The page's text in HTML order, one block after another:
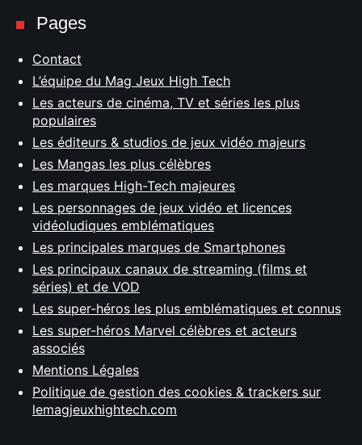
Pages
Contact
L’équipe du Mag Jeux High Tech
Les acteurs de cinéma, TV et séries les plus
populaires
Les éditeurs & studios de jeux vidéo majeurs
Les Mangas les plus célèbres
Les marques High-Tech majeures
Les personnages de jeux vidéo et licences
vidéoludiques emblématiques
Les principales marques de Smartphones
Les principaux canaux de streaming (films et
séries) et de VOD
Les super-héros les plus emblématiques et connus
Les super-héros Marvel célèbres et acteurs
associés
Mentions Légales
Politique de gestion des cookies & trackers sur
lemagjeuxhightech.com